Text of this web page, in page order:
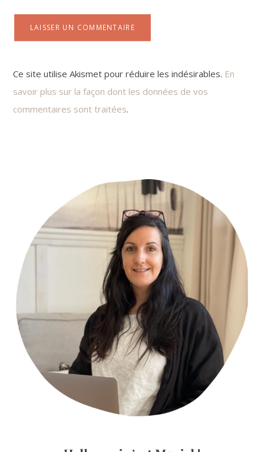
Ce site utilise Akismet pour réduire les indésirables. En
savoir plus sur la façon dont les données de vos
commentaires sont traitées.
Sidebar